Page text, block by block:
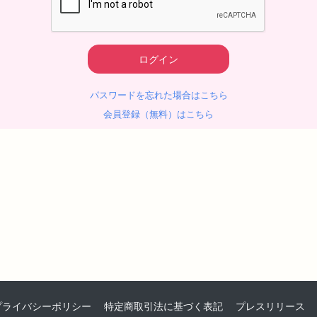
パスワードを忘れた場合はこちら
会員登録（無料）はこちら
ライバシーポリシー 特定商取引法に基づく表記 プレスリリース